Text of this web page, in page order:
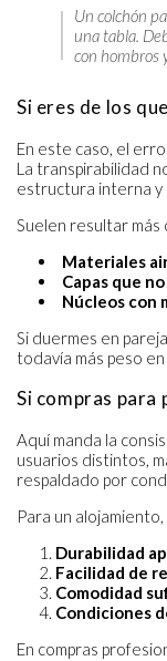
Un colchón
una tabla.
con hombros
Si eres de los
En este caso, el
La transpirabilidad
estructura interna y
Suelen resultar más
Materiales
Capas que
Núcleos con
Si duermes en
todavía más peso
Si compras
Aquí manda la
usuarios distintos,
respaldado por
Para un
Durabilidad
Facilidad de
Comodidad
Condiciones
En compras